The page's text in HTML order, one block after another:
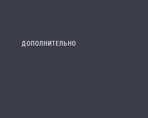
ДОПОЛНИТЕЛЬНО